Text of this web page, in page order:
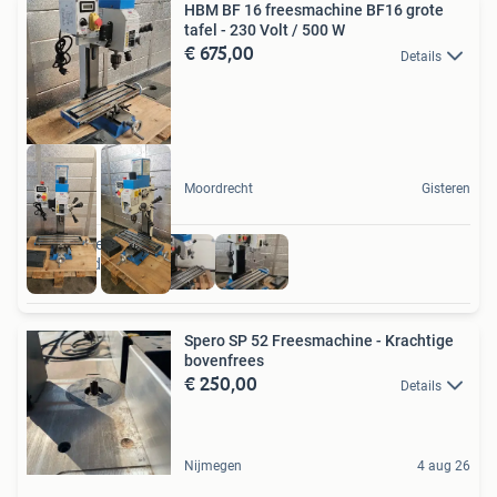
HBM BF 16 freesmachine BF16 grote
tafel - 230 Volt / 500 W
€ 675,00 Details
Moordrecht Gisteren
Ook van deze
adverteerder
Spero SP 52 Freesmachine - Krachtige
bovenfrees
€ 250,00 Details
Nijmegen 4 aug 26